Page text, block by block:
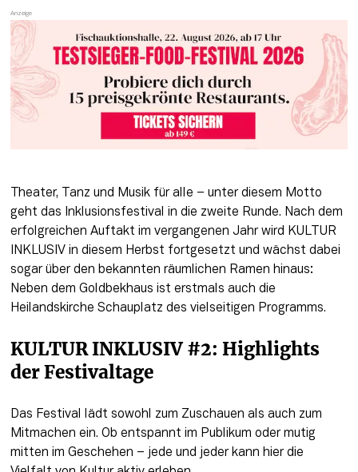
Theater, Tanz und Musik für alle – unter diesem Motto
geht das Inklusionsfestival in die zweite Runde. Nach dem
erfolgreichen Auftakt im vergangenen Jahr wird KULTUR
INKLUSIV in diesem Herbst fortgesetzt und wächst dabei
sogar über den bekannten räumlichen Ramen hinaus:
Neben dem Goldbekhaus ist erstmals auch die
Heilandskirche Schauplatz des vielseitigen Programms.
KULTUR INKLUSIV #2: Highlights
der Festivaltage
Das Festival lädt sowohl zum Zuschauen als auch zum
Mitmachen ein. Ob entspannt im Publikum oder mutig
mitten im Geschehen – jede und jeder kann hier die